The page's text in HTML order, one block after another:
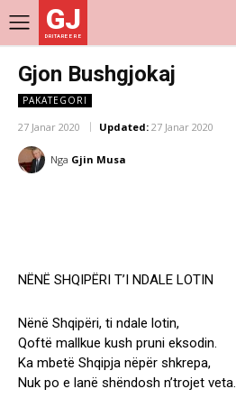
GJ
DRITARE E RE
Gjon Bushgjokaj
PAKATEGORI
27 Janar 2020 Updated: 27 Janar 2020
Nga Gjin Musa
NËNË SHQIPËRI T’I NDALE LOTIN
Nënë Shqipëri, ti ndale lotin,
Qoftë mallkue kush pruni eksodin.
Ka mbetë Shqipja nëpër shkrepa,
Nuk po e lanë shëndosh n’trojet veta.